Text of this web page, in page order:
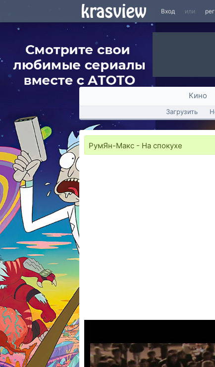
Вход или
Кино
Загрузить
РумЯн-Макс - На спокухе